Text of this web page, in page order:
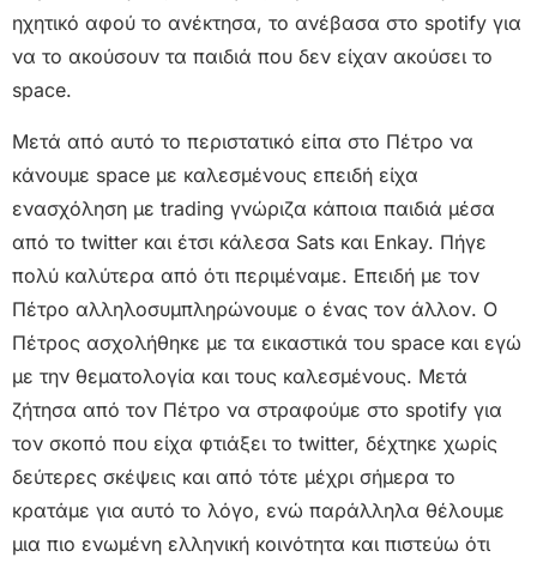
ηχητικό αφού το ανέκτησα, το ανέβασα στο spotify για
να το ακούσουν τα παιδιά που δεν είχαν ακούσει το
space.
Μετά από αυτό το περιστατικό είπα στο Πέτρο να
κάνουμε space με καλεσμένους επειδή είχα
ενασχόληση με trading γνώριζα κάποια παιδιά μέσα
από το twitter και έτσι κάλεσα Sats και Enkay. Πήγε
πολύ καλύτερα από ότι περιμέναμε. Επειδή με τον
Πέτρο αλληλοσυμπληρώνουμε ο ένας τον άλλον. Ο
Πέτρος ασχολήθηκε με τα εικαστικά του space και εγώ
με την θεματολογία και τους καλεσμένους. Μετά
ζήτησα από τον Πέτρο να στραφούμε στο spotify για
τον σκοπό που είχα φτιάξει το twitter, δέχτηκε χωρίς
δεύτερες σκέψεις και από τότε μέχρι σήμερα το
κρατάμε για αυτό το λόγο, ενώ παράλληλα θέλουμε
μια πιο ενωμένη ελληνική κοινότητα και πιστεύω ότι